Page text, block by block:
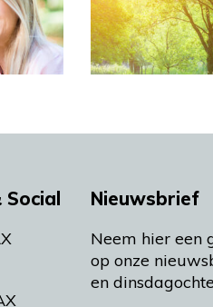
Nieuwsbrief
Neem hier een
op onze
en